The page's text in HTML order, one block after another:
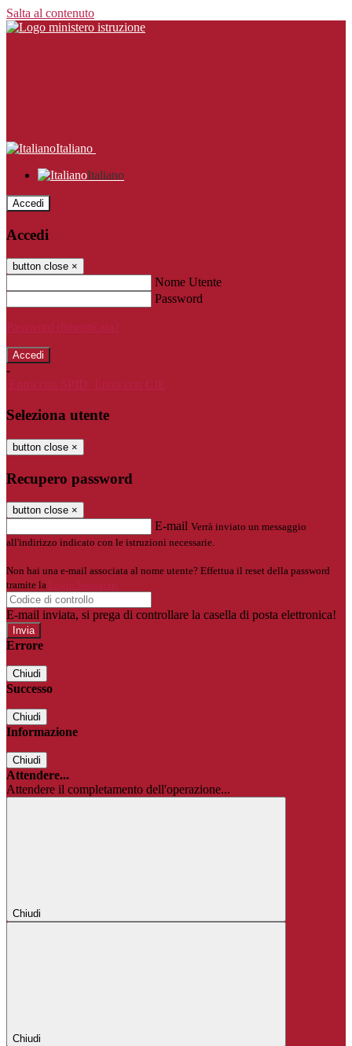
Salta al contenuto
Italiano
Italiano
Accedi
Accedi
button close ×
Nome Utente
Password
Password dimenticata?
-
Entra con SPID
Entra con CIE
Seleziona utente
button close ×
Recupero password
button close ×
E-mail Verrà inviato un messaggio
all'indirizzo indicato con le istruzioni necessarie.
Non hai una e-mail associata al nome utente? Effettua il reset della password
tramite la
Login Spaggiari
E-mail inviata, si prega di controllare la casella di posta elettronica!
Errore
Chiudi
Successo
Chiudi
Informazione
Chiudi
Attendere...
Attendere il completamento dell'operazione...
Chiudi
Chiudi